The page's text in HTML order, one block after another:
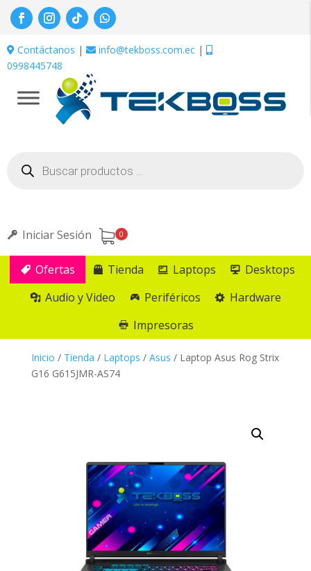
Contáctanos | info@tekboss.com.ec |
0998445748
productos
Iniciar Sesión 0
Ofertas Tienda Laptops
Desktops
Audio y Video
Periféricos
Hardware
Impresoras
Inicio / Tienda / Laptops / Asus / Laptop Asus Rog Strix
G16 G615JMR-AS74